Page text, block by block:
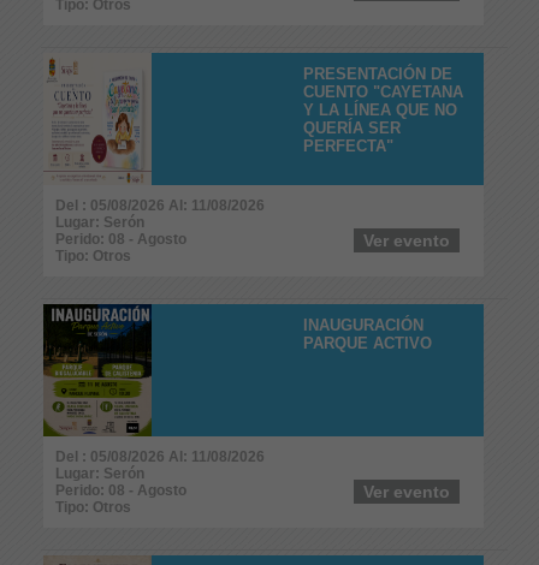
Tipo: Otros
PRESENTACIÓN DE
CUENTO "CAYETANA
Y LA LÍNEA QUE NO
QUERÍA SER
PERFECTA"
Del : 05/08/2026 Al: 11/08/2026
Lugar: Serón
Perido: 08 - Agosto
Tipo: Otros
Ver evento
INAUGURACIÓN
PARQUE ACTIVO
Del : 05/08/2026 Al: 11/08/2026
Lugar: Serón
Perido: 08 - Agosto
Tipo: Otros
Ver evento